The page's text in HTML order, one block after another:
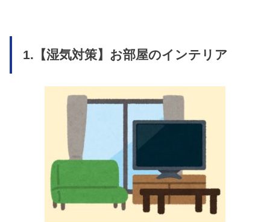
1.【湿気対策】お部屋のインテリア